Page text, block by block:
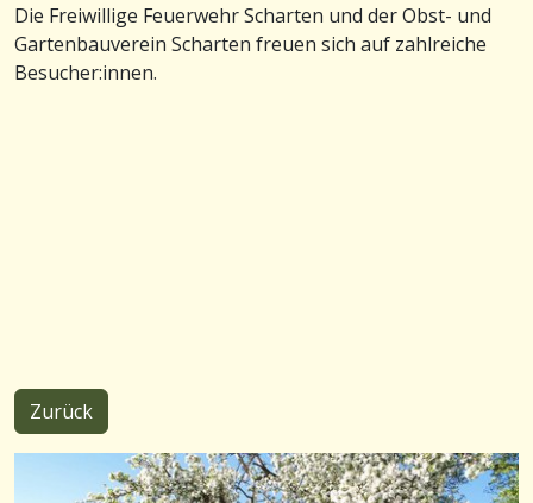
Die Freiwillige Feuerwehr Scharten und der Obst- und
Gartenbauverein Scharten freuen sich auf zahlreiche
Besucher:innen.
Zurück